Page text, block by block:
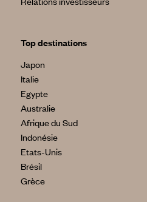
Top destinations
Japon
Italie
Egypte
Australie
Afrique du Sud
Indonésie
Etats-Unis
Brésil
Grèce